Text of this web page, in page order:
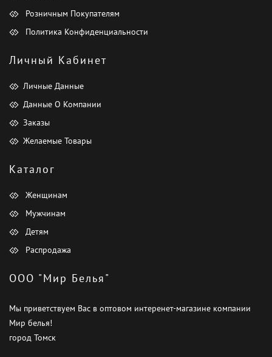
Розничным Покупателям
Политика Конфиденциальности
Личный Кабинет
Личные Данные
Данные О Компании
Заказы
Желаемые Товары
Каталог
Женщинам
Мужчинам
Детям
Распродажа
ООО "Мир Белья"
Мы приветствуем Вас в оптовом интеренет-магазине компании
Мир белья!
город Томск